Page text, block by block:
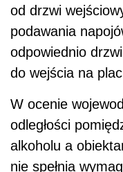
od drzwi
podawania
odpowiednio
do wejścia na
W ocenie
odległości
alkoholu a
nie spełnia